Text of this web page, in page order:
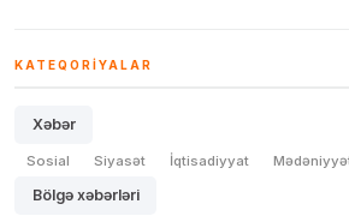
KATEQORIYALAR
Xəbər
Sosial Siyasət İqtisadiyyat
Bölgə xəbərləri